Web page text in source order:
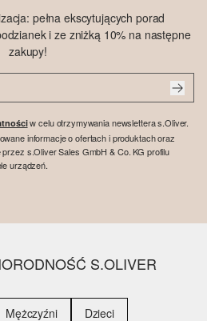
pełna ekscytujących porad
i ze zniżką 10% na następne
zakupy!
w celu otrzymywania newslettera s.Oliver.
informacje o ofertach i produktach oraz
s.Oliver Sales GmbH & Co. KG profilu
urządzeń.
S.OLIVER
Mężczyźni Dzieci